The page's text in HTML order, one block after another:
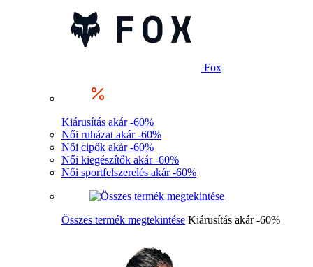
Fox
Kiárusítás akár -60%
Női ruházat akár -60%
Női cipők akár -60%
Női kiegészítők akár -60%
Női sportfelszerelés akár -60%
Összes termék megtekintése Kiárusítás akár -60%